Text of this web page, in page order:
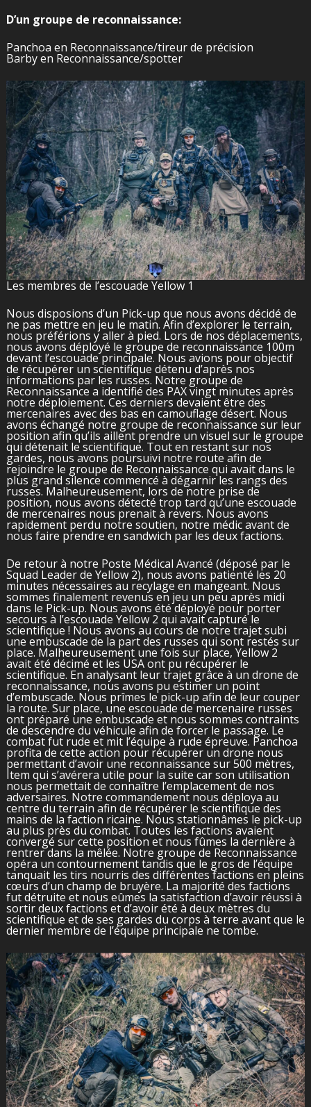
D’un groupe de reconnaissance:
Panchoa en Reconnaissance/tireur de précision
Barby en Reconnaissance/spotter
Les membres de l’escouade Yellow 1
Nous disposions d’un Pick-up que nous avons décidé de
ne pas mettre en jeu le matin. Afin d’explorer le terrain,
nous préférions y aller à pied. Lors de nos déplacements,
nous avons déployé le groupe de reconnaissance 100m
devant l’escouade principale. Nous avions pour objectif
de récupérer un scientifique détenu d’après nos
informations par les russes. Notre groupe de
Reconnaissance a identifié des PAX vingt minutes après
notre déploiement. Ces derniers devaient être des
mercenaires avec des bas en camouflage désert. Nous
avons échangé notre groupe de reconnaissance sur leur
position afin qu’ils aillent prendre un visuel sur le groupe
qui détenait le scientifique. Tout en restant sur nos
gardes, nous avons poursuivi notre route afin de
rejoindre le groupe de Reconnaissance qui avait dans le
plus grand silence commencé à dégarnir les rangs des
russes. Malheureusement, lors de notre prise de
position, nous avons détecté trop tard qu’une escouade
de mercenaires nous prenait à revers. Nous avons
rapidement perdu notre soutien, notre médic avant de
nous faire prendre en sandwich par les deux factions.
De retour à notre Poste Médical Avancé (déposé par le
Squad Leader de Yellow 2), nous avons patienté les 20
minutes nécessaires au recylage en mangeant. Nous
sommes finalement revenus en jeu un peu après midi
dans le Pick-up. Nous avons été déployé pour porter
secours à l’escouade Yellow 2 qui avait capturé le
scientifique ! Nous avons au cours de notre trajet subi
une embuscade de la part des russes qui sont restés sur
place. Malheureusement une fois sur place, Yellow 2
avait été décimé et les USA ont pu récupérer le
scientifique. En analysant leur trajet grâce à un drone de
reconnaissance, nous avons pu estimer un point
d’embuscade. Nous prîmes le pick-up afin de leur couper
la route. Sur place, une escouade de mercenaire russes
ont préparé une embuscade et nous sommes contraints
de descendre du véhicule afin de forcer le passage. Le
combat fut rude et mit l’équipe à rude épreuve. Panchoa
profita de cette action pour récupérer un drone nous
permettant d’avoir une reconnaissance sur 500 mètres,
Item qui s’avérera utile pour la suite car son utilisation
nous permettait de connaître l’emplacement de nos
adversaires. Notre commandement nous déploya au
centre du terrain afin de récupérer le scientifique des
mains de la faction ricaine. Nous stationnâmes le pick-up
au plus près du combat. Toutes les factions avaient
convergé sur cette position et nous fûmes la dernière à
rentrer dans la mêlée. Notre groupe de Reconnaissance
opéra un contournement tandis que le gros de l’équipe
tanquait les tirs nourris des différentes factions en pleins
cœurs d’un champ de bruyère. La majorité des factions
fut détruite et nous eûmes la satisfaction d’avoir réussi à
sortir deux factions et d’avoir été à deux mètres du
scientifique et de ses gardes du corps à terre avant que le
dernier membre de l’équipe principale ne tombe.